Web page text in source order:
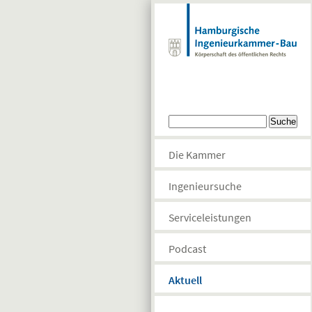
Suchformular
Die Kammer
Ingenieursuche
Serviceleistungen
Podcast
Aktuell